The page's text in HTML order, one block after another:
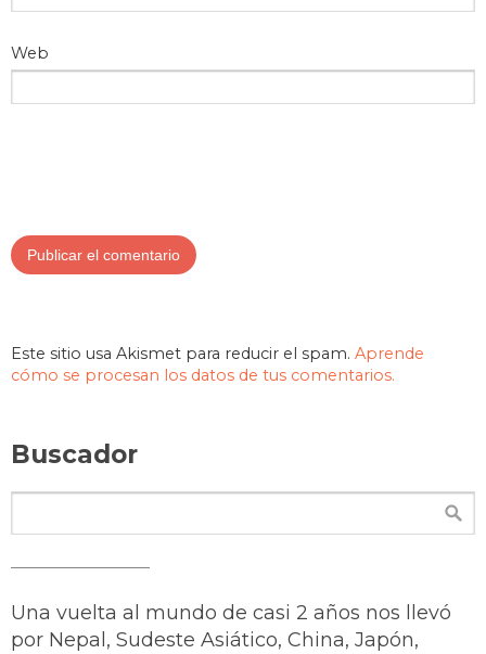
Web
Este sitio usa Akismet para reducir el spam. Aprende
cómo se procesan los datos de tus comentarios.
Buscador
Una vuelta al mundo de casi 2 años nos llevó
por Nepal, Sudeste Asiático, China, Japón,